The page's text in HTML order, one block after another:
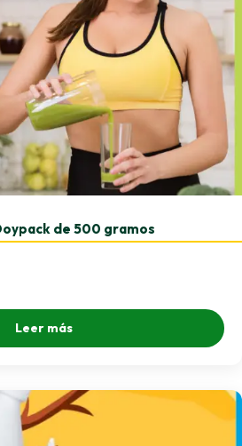
de 500 gramos
Leer más